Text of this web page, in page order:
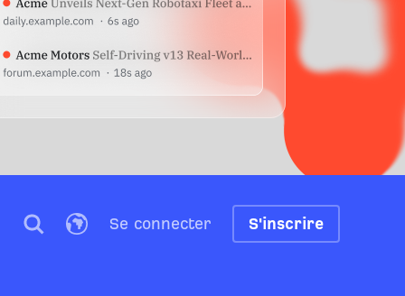
Se connecter S'inscrire